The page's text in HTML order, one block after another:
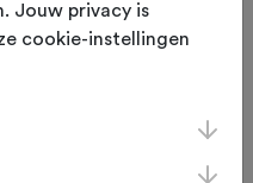
Jouw privacy is
cookie-instellingen